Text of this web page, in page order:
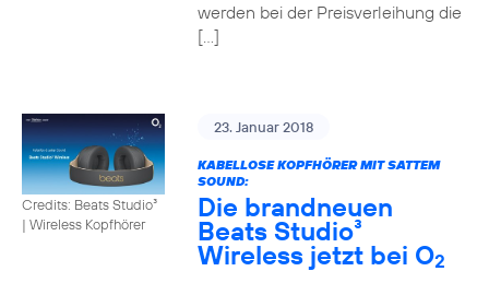
werden bei der Preisverleihung die
[…]
Credits: Beats Studio³
| Wireless Kopfhörer
23. Januar 2018
KABELLOSE KOPFHÖRER MIT SATTEM
SOUND:
Die brandneuen
Beats Studio³
Wireless jetzt bei O2